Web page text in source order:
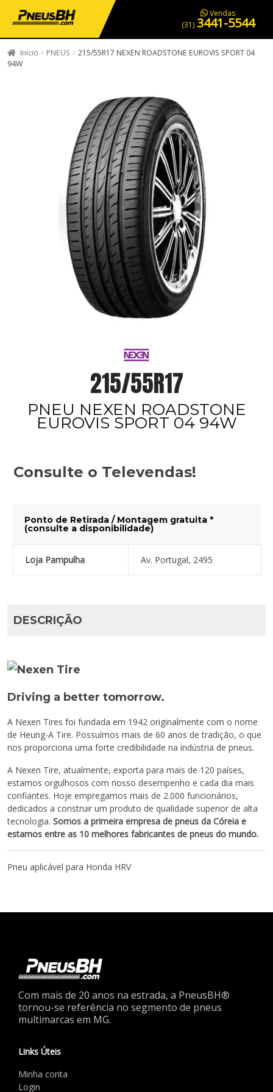
PNEUS EM OFERTA SERVIÇOS AUTOMOTIVOS NOSSA LOJA
Vendas
(31) 3441-5544
Início PNEUS
215/55R17 NEXEN ROADSTONE EUROVIS SPORT 04
94W
215/55R17
PNEU NEXEN ROADSTONE
EUROVIS SPORT 04 94W
Consulte o Televendas!
Ponto de Retirada / Montagem gratuita *
(consulte a disponibilidade)
Loja Pampulha Av. Portugal, 2495
DESCRIÇÃO
Driving a better tomorrow.
A Nexen Tires foi fundada em 1942 originalmente com o nome
de Heung-A Tire. Possuímos mais de 60 anos de tradição, o que
nos proporciona uma forte credibilidade na indústria de pneus.
A Nexen Tire, atualmente, exporta para mais de 120 países,
estamos orgulhosos com nosso desempenho e cada dia mais
confiantes. Hoje empregamos mais de 2.000 funcionários,
dedicados a construir um produto de qualidade superior de alta
tecnologia. Somos a primeira empresa de pneus da Córeia e
estamos entre as 10 melhores fabricantes de pneus do mundo.
Pneu aplicável para Honda HRV
Com mais de 20 anos na estrada, a PneusBH®
tornou-se referência no segmento de pneus
multimarcas em MG.
Links Úteis
Minha conta
Login